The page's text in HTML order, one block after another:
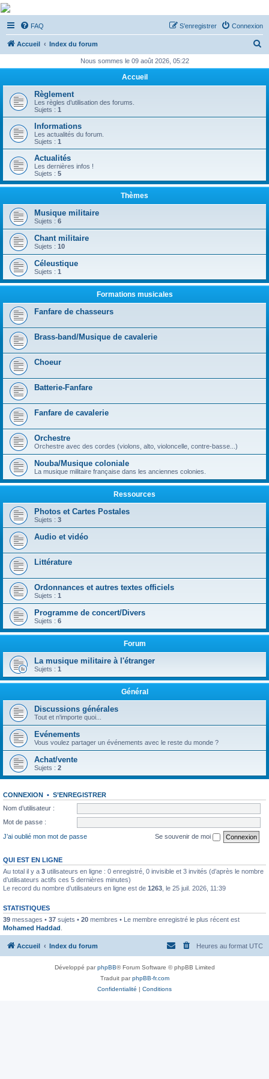
De Musicae Militari -
Forums
Forums de discussions
FAQ Connexion
S’enregistrer
Accueil Index du forum
h
r
Nous sommes le 09 août 2026, 05:22
Accueil
Règlement
Les règles d’utilisation des forums.
Sujets : 1
Informations
Les actualités du forum.
Sujets : 1
Actualités
Les dernières infos !
Sujets : 5
Thèmes
Musique militaire
Sujets : 6
Chant militaire
Sujets : 10
Céleustique
Sujets : 1
Formations musicales
Fanfare de chasseurs
Brass-band/Musique de cavalerie
Choeur
Batterie-Fanfare
Fanfare de cavalerie
Orchestre
Orchestre avec des cordes (violons, alto, violoncelle, contre-basse...)
Nouba/Musique coloniale
La musique militaire française dans les anciennes colonies.
Ressources
Photos et Cartes Postales
Sujets : 3
Audio et vidéo
Littérature
Ordonnances et autres textes officiels
Sujets : 1
Programme de concert/Divers
Sujets : 6
Forum
La musique militaire à l'étranger
Sujets : 1
Général
Discussions générales
Tout et n'importe quoi...
Evénements
Vous voulez partager un événements avec le reste du monde ?
Achat/vente
Sujets : 2
CONNEXION • S’ENREGISTRER
Nom d’utilisateur :
Mot de passe :
J’ai oublié mon mot de passe
Se souvenir de moi
QUI EST EN LIGNE
Au total il y a 3 utilisateurs en ligne : 0 enregistré, 0 invisible et 3 invités (d’après le nombre
d’utilisateurs actifs ces 5 dernières minutes)
Le record du nombre d’utilisateurs en ligne est de 1263 , le 25 juil. 2026, 11:39
STATISTIQUES
39 messages • 37 sujets • 20 membres • Le membre enregistré le plus récent est
Mohamed Haddad
Accueil Index du forum Heures au format UTC
Développé parphpBB® Forum Software © phpBB Limited
Traduit parphpBB-fr.com
Confidentialité | Conditions